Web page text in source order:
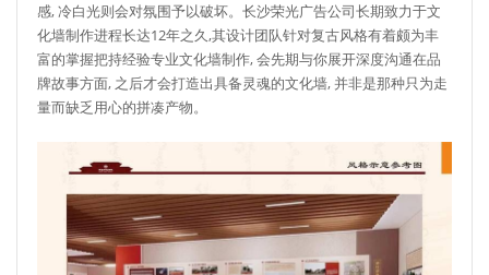
感, 冷白光则会对氛围予以破坏。长沙荣光广告公司长期致力于文
化墙制作进程长达12年之久,其设计团队针对复古风格有着颇为丰
富的掌握把持经验专业文化墙制作, 会先期与你展开深度沟通在品
牌故事方面, 之后才会打造出具备灵魂的文化墙, 并非是那种只为走
量而缺乏用心的拼凑产物。